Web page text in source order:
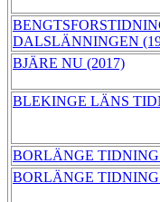
DALSLÄNNINGEN
BJÄRE NU (2017)
BLEKINGE LÄNS
BORLÄNGE TIDNING
BORLÄNGE TIDNING